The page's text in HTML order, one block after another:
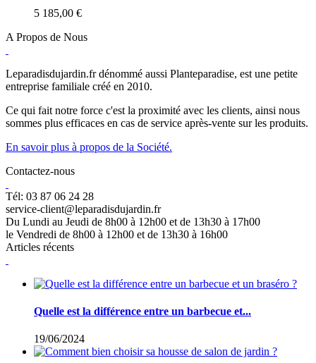
5 185,00 €
A Propos de Nous
Leparadisdujardin.fr dénommé aussi Planteparadise, est une petite
entreprise familiale créé en 2010.
Ce qui fait notre force c'est la proximité avec les clients, ainsi nous
sommes plus efficaces en cas de service après-vente sur les produits.
En savoir plus à propos de la Société.
Contactez-nous
Tél: 03 87 06 24 28
service-client@leparadisdujardin.fr
Du Lundi au Jeudi de 8h00 à 12h00 et de 13h30 à 17h00
le Vendredi de 8h00 à 12h00 et de 13h30 à 16h00
Articles récents
Quelle est la différence entre un barbecue et...
19/06/2024